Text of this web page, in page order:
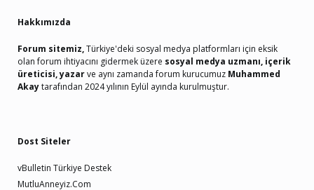
Hakkımızda
Forum sitemiz,Türkiye'deki sosyal medya platformları için eksik
olan forum ihtiyacını gidermek üzere sosyal medya uzmanı, içerik
üreticisi, yazarve aynı zamanda forum kurucumuz Muhammed
Akaytarafından 2024 yılının Eylül ayında kurulmuştur.
Dost Siteler
vBulletin Türkiye Destek
MutluAnneyiz.Com